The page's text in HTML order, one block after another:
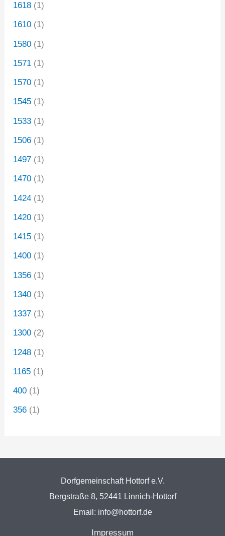
1618 (1)
1610 (1)
1580 (1)
1571 (1)
1570 (1)
1545 (1)
1533 (1)
1506 (1)
1497 (1)
1470 (1)
1424 (1)
1420 (1)
1415 (1)
1400 (1)
1356 (1)
1340 (1)
1337 (1)
1300 (2)
1248 (1)
1165 (1)
400 (1)
356 (1)
Dorfgemeinschaft Hottorf e.V.
Bergstraße 8, 52441 Linnich-Hottorf
Email: info@hottorf.de
Impressum